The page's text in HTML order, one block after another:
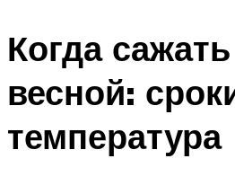
Когда
весной:
температура